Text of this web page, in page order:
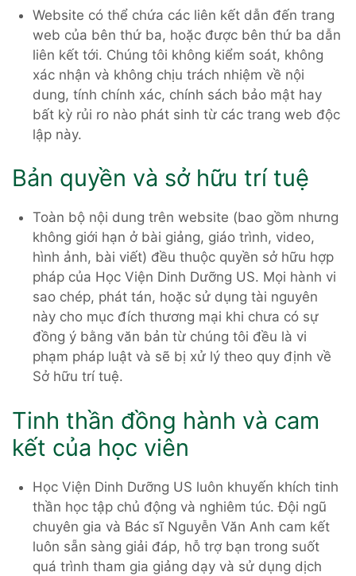
Website có thể chứa các liên kết dẫn đến trang
web của bên thứ ba, hoặc được bên thứ ba dẫn
liên kết tới. Chúng tôi không kiểm soát, không
xác nhận và không chịu trách nhiệm về nội
dung, tính chính xác, chính sách bảo mật hay
bất kỳ rủi ro nào phát sinh từ các trang web độc
lập này.
Bản quyền và sở hữu trí tuệ
Toàn bộ nội dung trên website (bao gồm nhưng
không giới hạn ở bài giảng, giáo trình, video,
hình ảnh, bài viết) đều thuộc quyền sở hữu hợp
pháp của Học Viện Dinh Dưỡng US. Mọi hành vi
sao chép, phát tán, hoặc sử dụng tài nguyên
này cho mục đích thương mại khi chưa có sự
đồng ý bằng văn bản từ chúng tôi đều là vi
phạm pháp luật và sẽ bị xử lý theo quy định về
Sở hữu trí tuệ.
Tinh thần đồng hành và cam
kết của học viên
Học Viện Dinh Dưỡng US luôn khuyến khích tinh
thần học tập chủ động và nghiêm túc. Đội ngũ
chuyên gia và Bác sĩ Nguyễn Văn Anh cam kết
luôn sẵn sàng giải đáp, hỗ trợ bạn trong suốt
quá trình tham gia giảng dạy và sử dụng dịch